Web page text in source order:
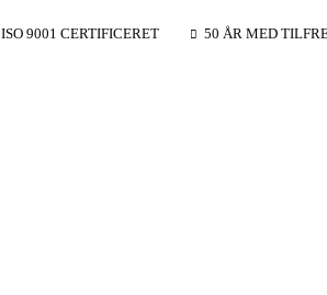
ISO 9001 CERTIFICERET 50 ÅR MED